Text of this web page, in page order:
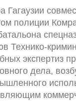
Гагаузии
полиции
Технико-
экспертиз
дела,